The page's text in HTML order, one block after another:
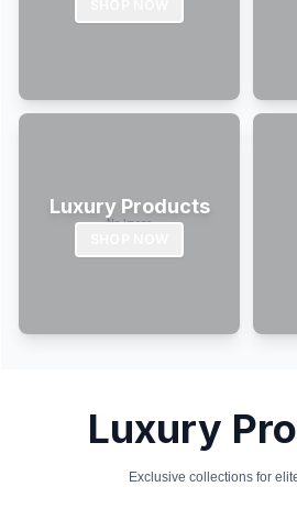
Luxury Products
Luxury
Exclusive collections for